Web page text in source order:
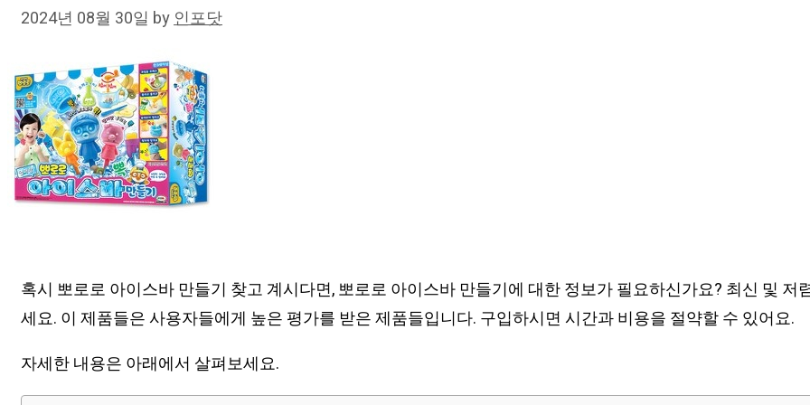
2024년 08월 30일 by인포닷
혹시 뽀로로 아이스바 만들기 찾고 계시다면, 뽀로로 아이스바 만들기에 대한 정보가 필요하신가요? 최신 및 저
세요. 이 제품들은 사용자들에게 높은 평가를 받은 제품들입니다. 구입하시면 시간과 비용을 절약할 수 있어요.
자세한 내용은 아래에서 살펴보세요.